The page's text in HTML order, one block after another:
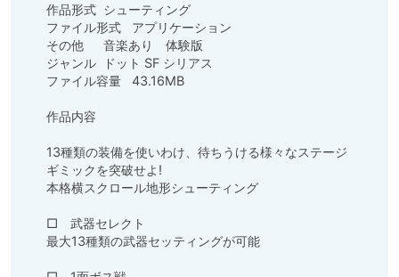
作品形式	シューティング
ファイル形式	アプリケーション
その他	音楽あり　体験版
ジャンル	ドット SF シリアス
ファイル容量	43.16MB
作品内容
13種類の装備を使いわけ、待ちうける様々なステージ
ギミックを突破せよ!
本格横スクロール地形シューティング
□　武器セレクト
最大13種類の武器セッティングが可能